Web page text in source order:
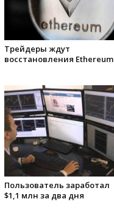
Трейдеры ждут
восстановления Ethereum
Пользователь заработал
$1,1 млн за два дня